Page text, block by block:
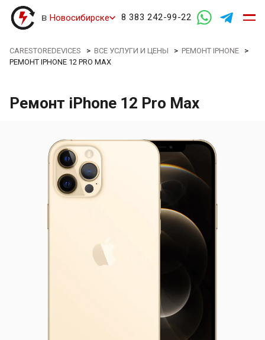
в Новосибирске 8 383 242-99-22
CARESTOREDEVICES >ВСЕ УСЛУГИ И ЦЕНЫ >РЕМОНТ IPHONE >
РЕМОНТ IPHONE 12 PRO MAX
Ремонт iPhone 12 Pro Max